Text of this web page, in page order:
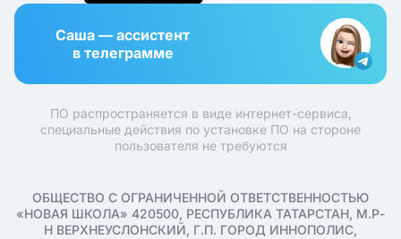
Саша — ассистент
в телеграмме
ПО распространяется в виде интернет-сервиса,
специальные действия по установке ПО на стороне
пользователя не требуются
ОБЩЕСТВО С ОГРАНИЧЕННОЙ ОТВЕТСТВЕННОСТЬЮ
«НОВАЯ ШКОЛА» 420500, РЕСПУБЛИКА ТАТАРСТАН, М.Р-
Н ВЕРХНЕУСЛОНСКИЙ, Г.П. ГОРОД ИННОПОЛИС,